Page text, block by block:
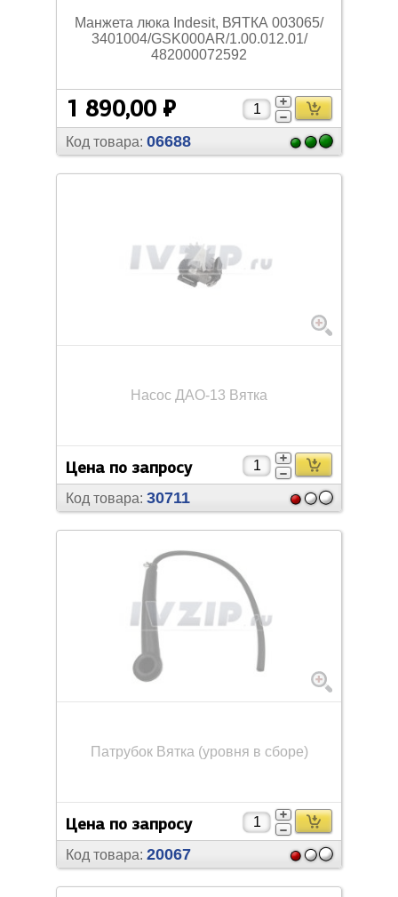
Манжета люка Indesit, ВЯТКА 003065/
3401004/GSK000AR/1.00.012.01/
482000072592
1 890,00 ₽
Код товара: 06688
Насос ДАО-13 Вятка
Цена по запросу
Код товара: 30711
Патрубок Вятка (уровня в сборе)
Цена по запросу
Код товара: 20067